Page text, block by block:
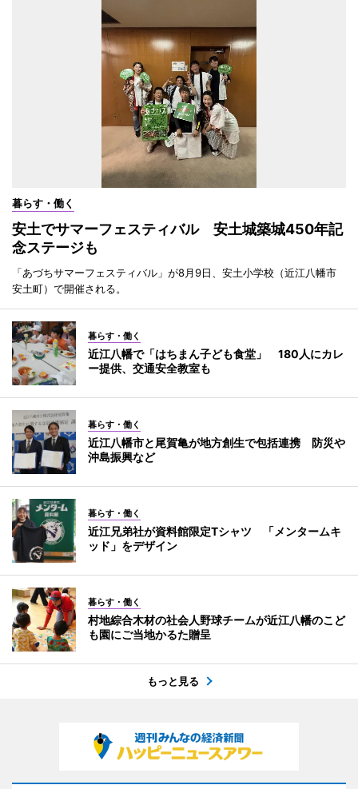
暮らす・働く
安土でサマーフェスティバル 安土城築城450年記
念ステージも
「あづちサマーフェスティバル」が8月9日、安土小学校（近江八幡市
安土町）で開催される。
暮らす・働く
近江八幡で「はちまん子ども食堂」 180人にカレ
ー提供、交通安全教室も
暮らす・働く
近江八幡市と尾賀亀が地方創生で包括連携 防災や
沖島振興など
暮らす・働く
近江兄弟社が資料館限定Tシャツ 「メンタームキ
ッド」をデザイン
暮らす・働く
村地綜合木材の社会人野球チームが近江八幡のこど
も園にご当地かるた贈呈
もっと見る